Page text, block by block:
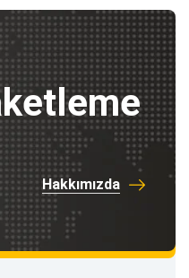
Hakkımızda